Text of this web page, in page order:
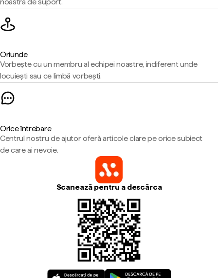
Oriunde
Vorbește cu un membru al echipei noastre, indiferent unde
locuiești sau ce limbă vorbești.
Orice întrebare
Centrul nostru de ajutor oferă articole clare pe orice subiect
de care ai nevoie.
Scanează pentru a descărca